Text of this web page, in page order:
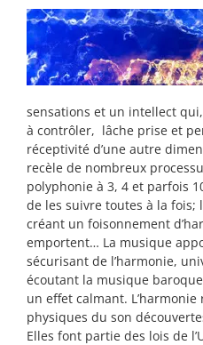
sensations et un intellect
à contrôler, lâche prise et
réceptivité d’une autre
recèle de nombreux
polyphonie à 3, 4 et parfois
de les suivre toutes à la fois;
créant un foisonnement
emportent… La musique
sécurisant de l’harmonie,
écoutant la musique
un effet calmant.
physiques du son
Elles font partie des lois de